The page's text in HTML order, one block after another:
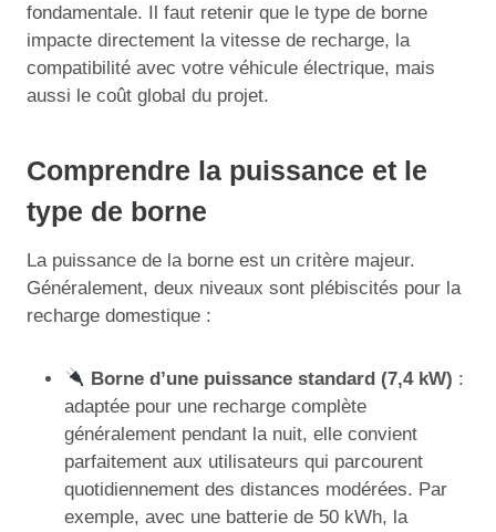
fondamentale. Il faut retenir que le type de borne
impacte directement la vitesse de recharge, la
compatibilité avec votre véhicule électrique, mais
aussi le coût global du projet.
Comprendre la puissance et le
type de borne
La puissance de la borne est un critère majeur.
Généralement, deux niveaux sont plébiscités pour la
recharge domestique :
Borne d’une puissance standard (7,4 kW) :
adaptée pour une recharge complète
généralement pendant la nuit, elle convient
parfaitement aux utilisateurs qui parcourent
quotidiennement des distances modérées. Par
exemple, avec une batterie de 50 kWh, la